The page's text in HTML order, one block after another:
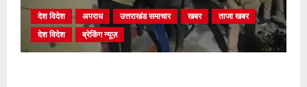
देश विदेश अपराध उत्तराखंड समाचार खबर
ताजा खबर
देश विदेश
ब्रेकिंग न्यूज़